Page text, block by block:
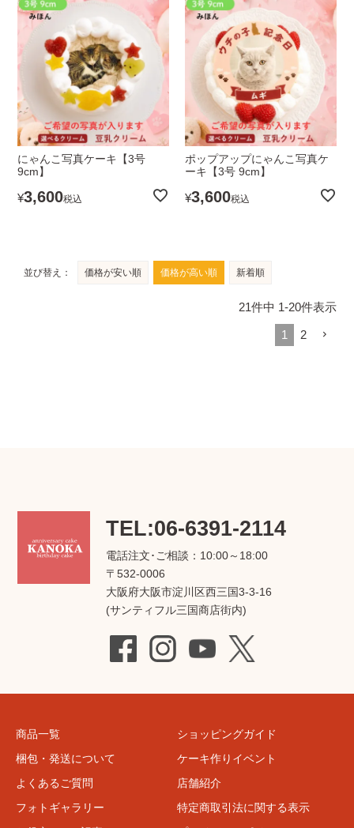
にゃんこ写真ケーキ【3号
9cm】
¥3,600税込
ポップアップにゃんこ写真ケ
ーキ【3号 9cm】
¥3,600税込
並び替え 価格が安い順 価格が高い順 新着順
21件中 1-20件表示
1 2
TEL:06-6391-2114
電話注文･ご相談：10:00～18:00
〒532-0006
大阪府大阪市淀川区西三国3-3-16
(サンティフル三国商店街内)
商品一覧
梱包・発送について
よくあるご質問
フォトギャラリー
ショッピングガイド
ケーキ作りイベント
店舗紹介
特定商取引法に関する表示